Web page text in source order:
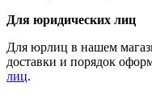
Для юридических лиц
Для юрлиц в нашем
доставки и порядок
лиц.